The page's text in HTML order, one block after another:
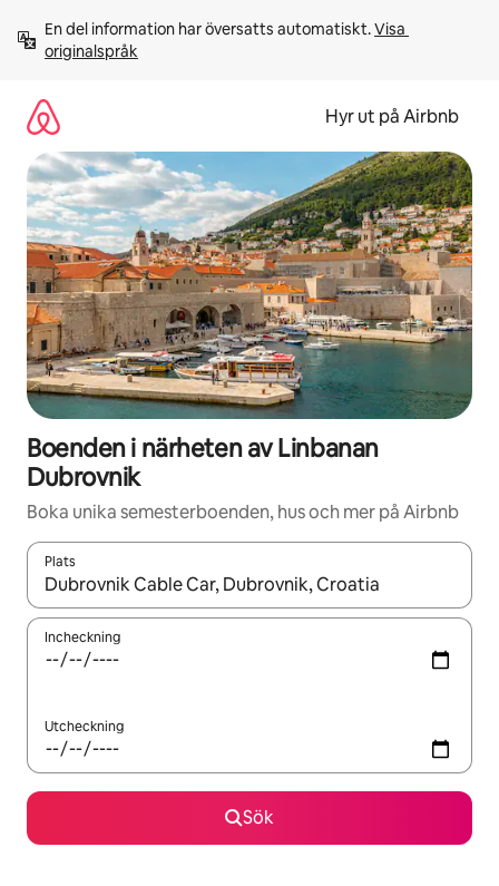
innehåll
En del information har översatts automatiskt. Visa
originalspråk
Hyr ut på Airbnb
Boenden i närheten av Linbanan
Dubrovnik
Boka unika semesterboenden, hus och mer på Airbnb
Plats
När resultaten är tillgängliga kan du navigera med upp- och
Incheckning
Utcheckning
Sök